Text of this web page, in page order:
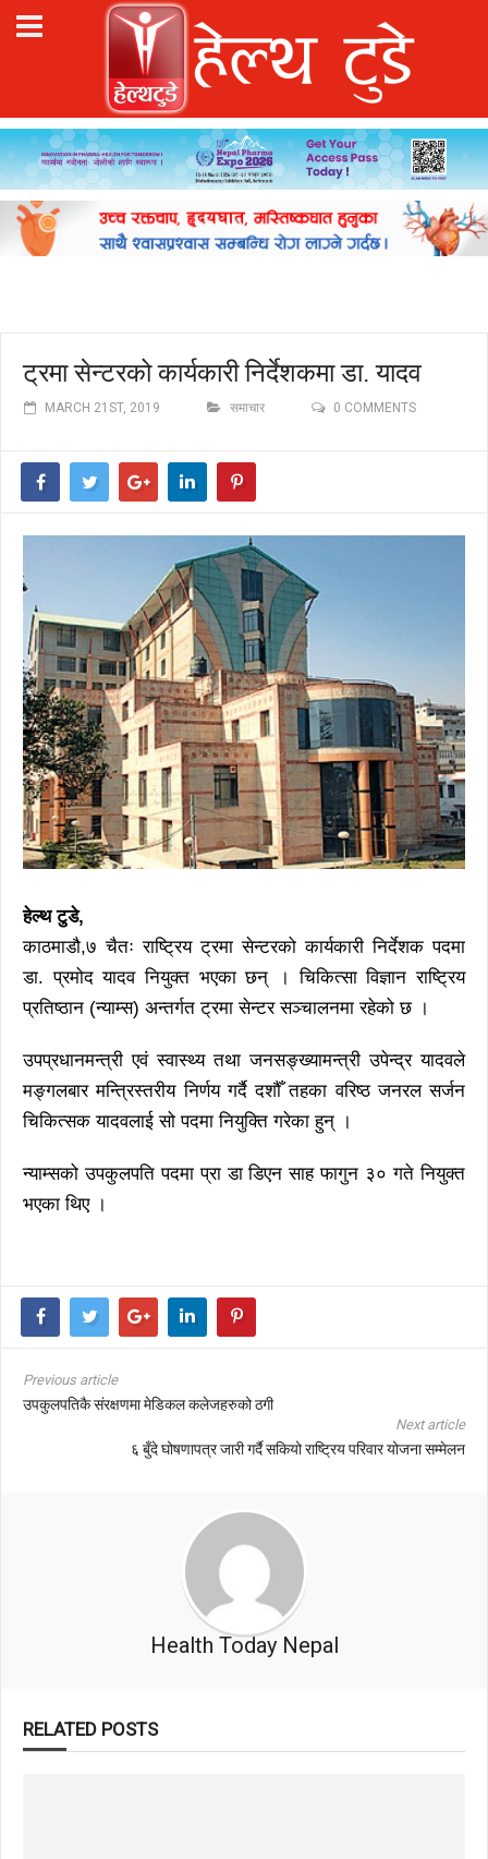
ट्रमा सेन्टरको कार्यकारी निर्देशकमा डा. यादव
MARCH 21ST, 2019 समाचार 0 COMMENTS
हेल्थ टुडे,
काठमाडौ,७ चैतः राष्ट्रिय ट्रमा सेन्टरको कार्यकारी निर्देशक पदमा
डा. प्रमोद यादव नियुक्त भएका छन् । चिकित्सा विज्ञान राष्ट्रिय
प्रतिष्ठान (न्याम्स) अन्तर्गत ट्रमा सेन्टर सञ्चालनमा रहेको छ ।
उपप्रधानमन्त्री एवं स्वास्थ्य तथा जनसङ्ख्यामन्त्री उपेन्द्र यादवले
मङ्गलबार मन्त्रिस्तरीय निर्णय गर्दै दशौँ तहका वरिष्ठ जनरल सर्जन
चिकित्सक यादवलाई सो पदमा नियुक्ति गरेका हुन् ।
न्याम्सको उपकुलपति पदमा प्रा डा डिएन साह फागुन ३० गते नियुक्त
भएका थिए ।
Previous article
उपकुलपतिकै संरक्षणमा मेडिकल कलेजहरुको ठगी
Next article
६ बुँदे घोषणापत्र जारी गर्दै सकियो राष्ट्रिय परिवार योजना सम्मेलन
Health Today Nepal
RELATED POSTS